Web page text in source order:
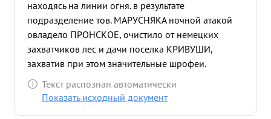
находясь на линии огня. в результате
подразделение тов. МАРУСНЯКА ночной атакой
овладело ПРОНСКОЕ, очистило от немецких
захватчиков лес и дачи поселка КРИВУШИ,
захватив при этом значительные шрофеи.
Батальон овладел важными высотами на левом
берегу реки Москва и прочно занял оборону.
Текст распознан автоматически
Показать исходный документ